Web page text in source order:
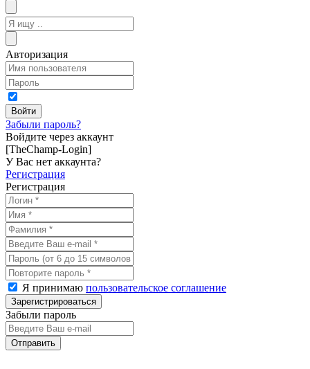
Авторизация
Забыли пароль?
Войдите через аккаунт
[TheChamp-Login]
У Вас нет аккаунта?
Регистрация
Регистрация
Я принимаю пользовательское соглашение
Забыли пароль